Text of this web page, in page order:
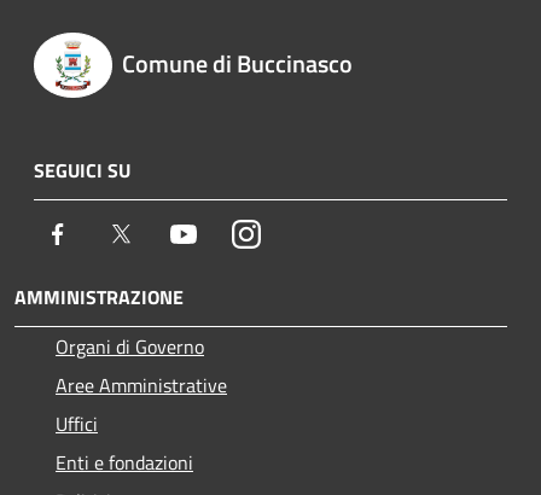
Comune di Buccinasco
SEGUICI SU
Facebook Twitter YoutubeInstagram
AMMINISTRAZIONE
Organi di Governo
Aree Amministrative
Uffici
Enti e fondazioni